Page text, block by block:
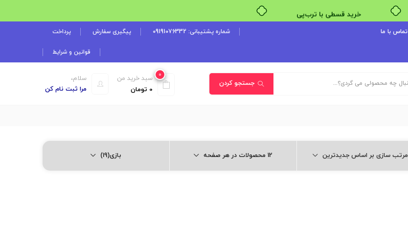
خرید قسطی با ترب‌پی
تماس با ما شماره پشتیبانی: 09191076332 پیگیری سفارش پرداخت
قوانین و شرایط
جستجو کردن
سلام،
مرا ثبت نام کن
0
سبد خرید من
0 تومان
مرتب سازی بر اساس جدیدترین 12 محصولات در هر صفحه بازی(19)